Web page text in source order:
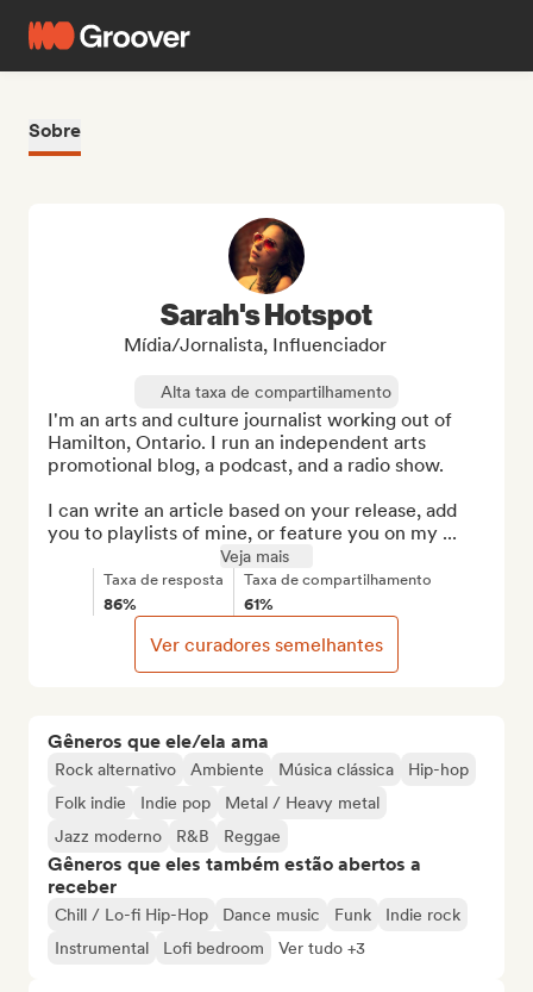
Sobre
Gêneros que ele/ela ama
Rock alternativo Ambiente Música clássica
Hip-hop
Folk indie
Indie pop
Metal / Heavy metal
Jazz moderno
R&B Reggae
Gêneros que eles também estão abertos a
receber
Chill / Lo-fi Hip-Hop Dance music Funk
Indie rock
Instrumental
Lofi bedroom Ver tudo +3
Sarah's Hotspot
Mídia/Jornalista, Influenciador
Alta taxa de compartilhamento
I'm an arts and culture journalist working out of
Hamilton, Ontario. I run an independent arts
promotional blog, a podcast, and a radio show.
I can write an article based on your release, add
you to playlists of mine, or feature you on my ...
Veja mais
Taxa de resposta
86%
Taxa de compartilhamento
61%
Ver curadores semelhantes